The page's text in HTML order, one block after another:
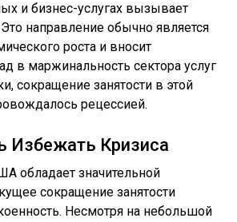
и бизнес-услугах вызывает
направление обычно является
роста и вносит
в маржинальность сектора услуг
сокращение занятости в этой
рецессией.
Избежать Кризиса
обладает значительной
сокращение занятости
Несмотря на небольшой